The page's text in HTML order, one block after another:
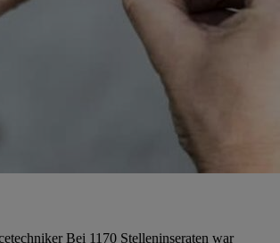
Bei 1170 Stelleninseraten war